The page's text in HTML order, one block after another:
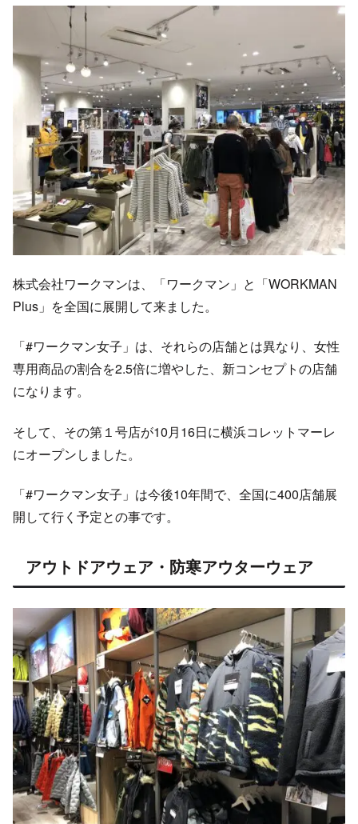
株式会社ワークマンは、「ワークマン」と「WORKMAN
Plus」を全国に展開して来ました。
「#ワークマン女子」は、それらの店舗とは異なり、女性
専用商品の割合を2.5倍に増やした、新コンセプトの店舗
になります。
そして、その第１号店が10月16日に横浜コレットマーレ
にオープンしました。
「#ワークマン女子」は今後10年間で、全国に400店舗展
開して行く予定との事です。
アウトドアウェア・防寒アウターウェア